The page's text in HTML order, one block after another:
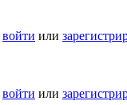
войти или
войти или